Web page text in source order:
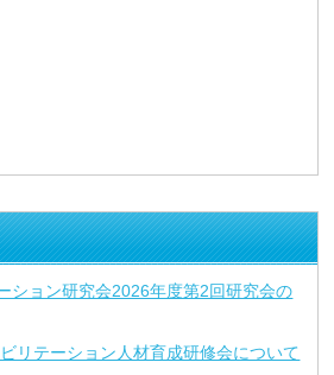
ション研究会2026年度第2回研究会の
リテーション人材育成研修会について